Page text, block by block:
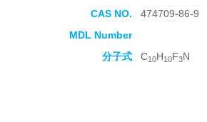
CAS NO.
474709-86-9
MDL Number
分子式 C10H10F3N